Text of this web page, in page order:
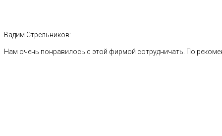
Вадим Стрельников:
Нам очень понравилось с этой фирмой сотрудничать. По